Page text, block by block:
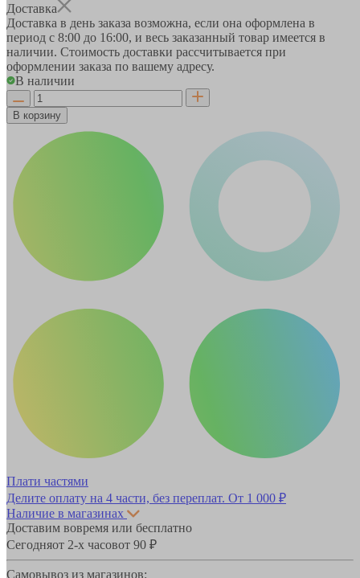
Доставка
Доставка в день заказа возможна, если она оформлена в
период с 8:00 до 16:00, и весь заказанный товар имеется в
наличии. Стоимость доставки рассчитывается при
оформлении заказа по вашему адресу.
В наличии
В корзину
Плати частями
Делите оплату на 4 части, без переплат. От 1 000 ₽
Наличие в магазинах
Доставим вовремя или бесплатно
Сегодняот 2-х часовот 90 ₽
Самовывоз из магазинов: